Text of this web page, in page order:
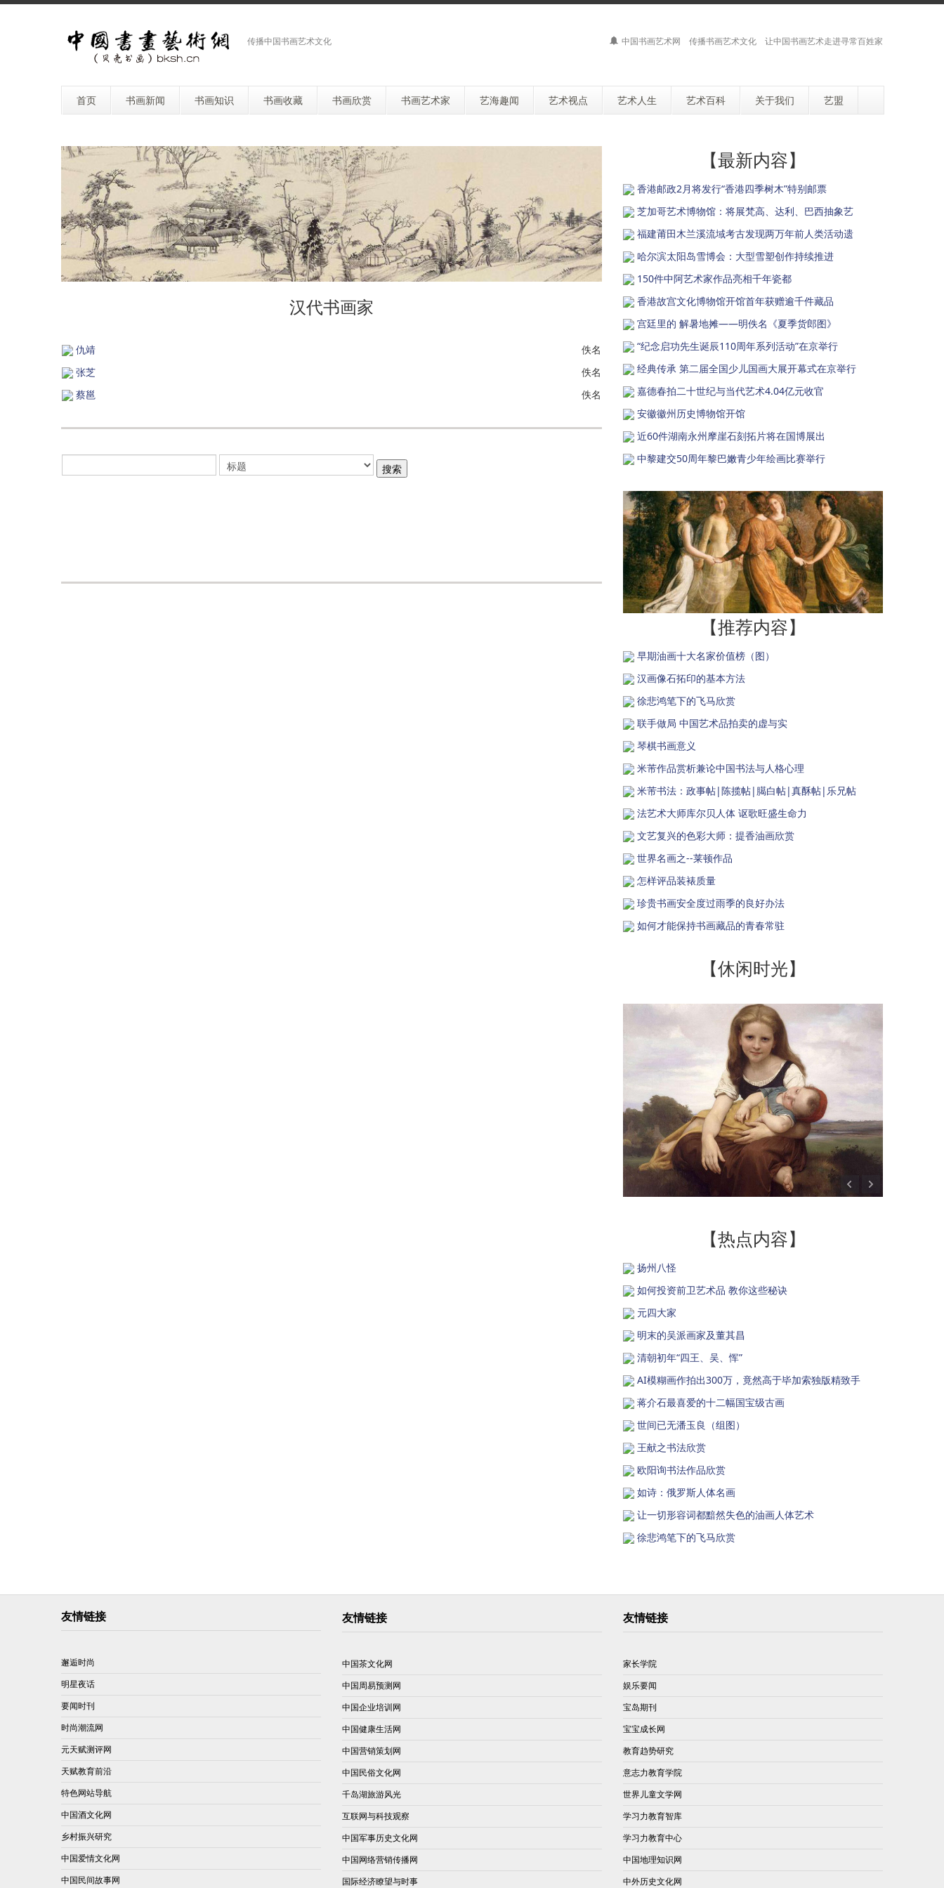
传播中国书画艺术文化 中国书画艺术网 传播书画艺术文化 让中国书画艺术走进寻常百姓家
首页 书画新闻 书画知识 书画收藏 书画欣赏 书画艺术家 艺海趣闻 艺术视点 艺术人生 艺术百科 关于我们 艺盟
汉代书画家
仇靖
佚名
张芝
佚名
蔡邕
佚名
【最新内容】
香港邮政2月将发行“香港四季树木”特别邮票
芝加哥艺术博物馆：将展梵高、达利、巴西抽象艺
福建莆田木兰溪流域考古发现两万年前人类活动遗
哈尔滨太阳岛雪博会：大型雪塑创作持续推进
150件中阿艺术家作品亮相千年瓷都
香港故宫文化博物馆开馆首年获赠逾千件藏品
宫廷里的 解暑地摊——明佚名《夏季货郎图》
“纪念启功先生诞辰110周年系列活动”在京举行
经典传承 第二届全国少儿国画大展开幕式在京举行
嘉德春拍二十世纪与当代艺术4.04亿元收官
安徽徽州历史博物馆开馆
近60件湖南永州摩崖石刻拓片将在国博展出
中黎建交50周年黎巴嫩青少年绘画比赛举行
【推荐内容】
早期油画十大名家价值榜（图）
汉画像石拓印的基本方法
徐悲鸿笔下的飞马欣赏
联手做局 中国艺术品拍卖的虚与实
琴棋书画意义
米芾作品赏析兼论中国书法与人格心理
米芾书法：政事帖|陈揽帖|臈白帖|真酥帖|乐兄帖
法艺术大师库尔贝人体 讴歌旺盛生命力
文艺复兴的色彩大师：提香油画欣赏
世界名画之--莱顿作品
怎样评品装裱质量
珍贵书画安全度过雨季的良好办法
如何才能保持书画藏品的青春常驻
【休闲时光】
【热点内容】
扬州八怪
如何投资前卫艺术品 教你这些秘诀
元四大家
明末的吴派画家及董其昌
清朝初年“四王、吴、恽”
AI模糊画作拍出300万，竟然高于毕加索独版精致手
蒋介石最喜爱的十二幅国宝级古画
世间已无潘玉良（组图）
王献之书法欣赏
欧阳询书法作品欣赏
如诗：俄罗斯人体名画
让一切形容词都黯然失色的油画人体艺术
徐悲鸿笔下的飞马欣赏
友情链接
邂逅时尚
明星夜话
要闻时刊
时尚潮流网
元天赋测评网
天赋教育前沿
特色网站导航
中国酒文化网
乡村振兴研究
中国爱情文化网
中国民间故事网
友情链接
中国茶文化网
中国周易预测网
中国企业培训网
中国健康生活网
中国营销策划网
中国民俗文化网
千岛湖旅游风光
互联网与科技观察
中国军事历史文化网
中国网络营销传播网
国际经济瞭望与时事
友情链接
家长学院
娱乐要闻
宝岛期刊
宝宝成长网
教育趋势研究
意志力教育学院
世界儿童文学网
学习力教育智库
学习力教育中心
中国地理知识网
中外历史文化网